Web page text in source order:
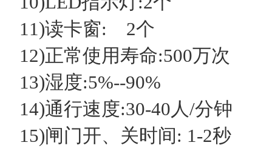
11)读卡窗: 2个
12)正常使用寿命:500万次
13)湿度:5%--90%
14)通行速度:30-40人/分钟
15)闸门开、关时间: 1-2秒